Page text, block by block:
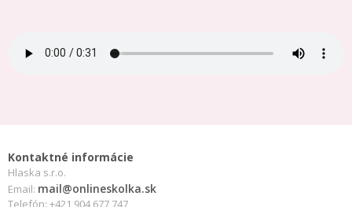
Kontaktné informácie
Hlaska s.r.o.
Email: mail@onlineskolka.sk
Telefón: +421 904 677 747